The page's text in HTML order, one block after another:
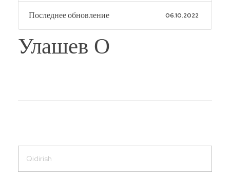
Последнее обновление 06.10.2022
Улашев О